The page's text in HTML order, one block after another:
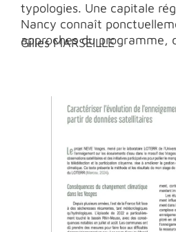
typologies. Une capitale
Nancy connaît
approches du programme,
masses dans des
sociaux adaptés ou sur les
universitaires, tout comme
nouvelles références
traduisent dans des édifices
s’agit aujourd’hui de
connaître.
Gilles MARSEILLE